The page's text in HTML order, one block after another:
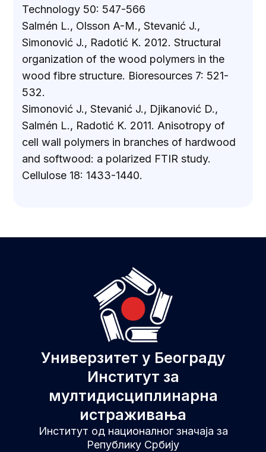
Technology 50: 547-566
Salmén L., Olsson A-M., Stevanić J.,
Simonović J., Radotić K. 2012. Structural
organization of the wood polymers in the
wood fibre structure. Bioresources 7: 521-
532.
Simonović J., Stevanić J., Djikanović D.,
Salmén L., Radotić K. 2011. Anisotropy of
cell wall polymers in branches of hardwood
and softwood: a polarized FTIR study.
Cellulose 18: 1433-1440.
Универзитет у Београду
Институт за
мултидисциплинарна
истраживања
Институт од националног значаја за
Републику Србију